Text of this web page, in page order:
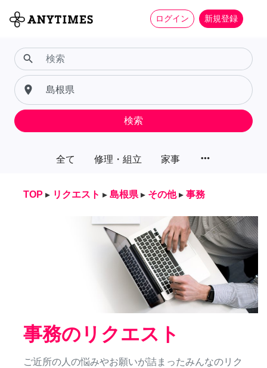
ログイン 新規登録
全て 修理・組立 家事 more_horiz
search
place
検索
TOP ▸ リクエスト ▸ 島根県 ▸ その他 ▸ 事務
事務のリクエスト
ご近所の人の悩みやお願いが詰まったみんなのリク